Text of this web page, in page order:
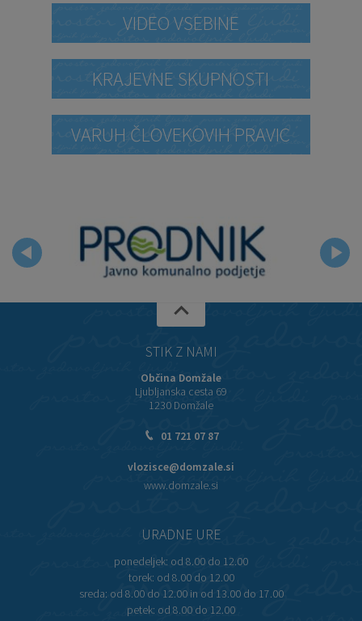
VIDEO VSEBINE
KRAJEVNE SKUPNOSTI
VARUH ČLOVEKOVIH PRAVIC
STIK Z NAMI
Občina Domžale
Ljubljanska cesta 69
1230 Domžale
01 721 07 87
vlozisce@domzale.si
www.domzale.si
URADNE URE
ponedeljek: od 8.00 do 12.00
torek: od 8.00 do 12.00
sreda: od 8.00 do 12.00 in od 13.00 do 17.00
petek: od 8.00 do 12.00